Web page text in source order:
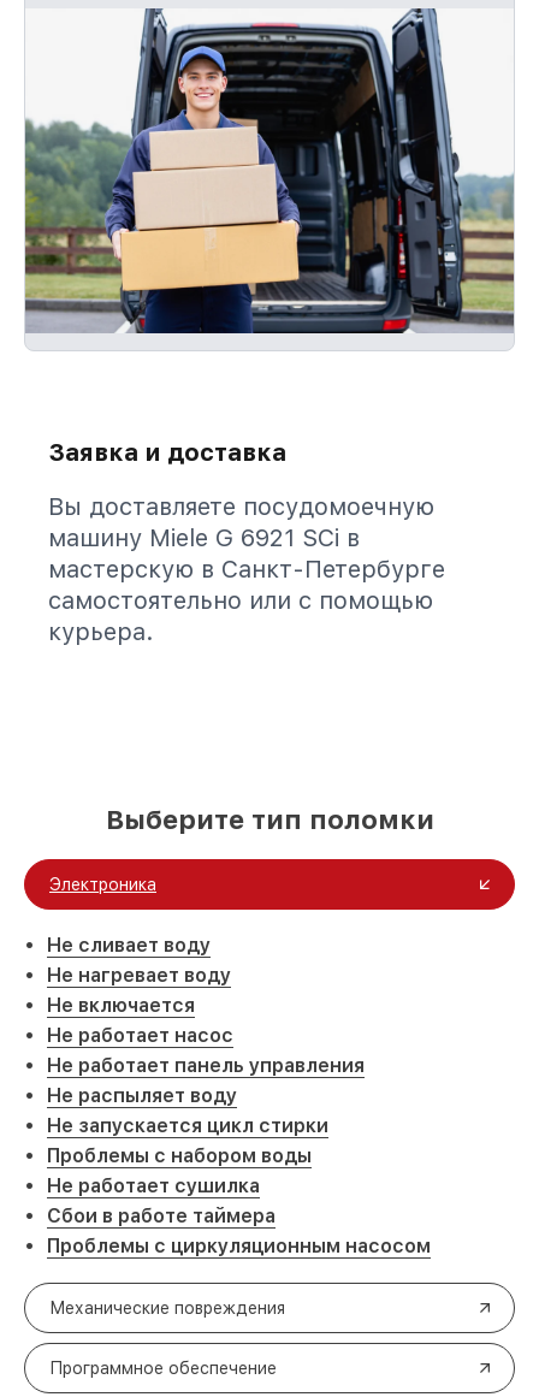
Заявка и доставка
Вы доставляете посудомоечную
машину Miele G 6921 SCi в
мастерскую в Санкт-Петербурге
самостоятельно или с помощью
курьера.
Выберите тип поломки
Электроника
Не сливает воду
Не нагревает воду
Не включается
Не работает насос
Не работает панель управления
Не распыляет воду
Не запускается цикл стирки
Проблемы с набором воды
Не работает сушилка
Сбои в работе таймера
Проблемы с циркуляционным насосом
Механические повреждения
Программное обеспечение